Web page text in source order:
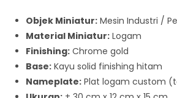
Objek Miniatur: Mesin Industri /
Material Miniatur: Logam
Finishing: Chrome gold
Base: Kayu solid finishing hitam
Nameplate: Plat logam custom